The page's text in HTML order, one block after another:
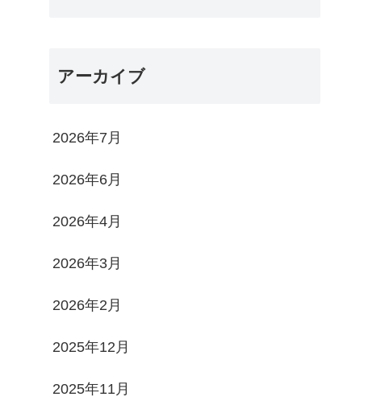
アーカイブ
2026年7月
2026年6月
2026年4月
2026年3月
2026年2月
2025年12月
2025年11月